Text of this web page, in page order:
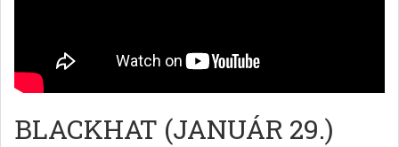
BLACKHAT (JANUÁR 29.)